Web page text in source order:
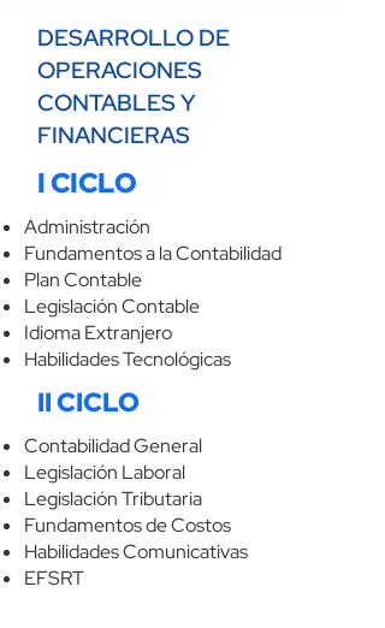
DESARROLLO DE
OPERACIONES
CONTABLES Y
FINANCIERAS
I CICLO
Administración
Fundamentos a la Contabilidad
Plan Contable
Legislación Contable
Idioma Extranjero
Habilidades Tecnológicas
II CICLO
Contabilidad General
Legislación Laboral
Legislación Tributaria
Fundamentos de Costos
Habilidades Comunicativas
EFSRT